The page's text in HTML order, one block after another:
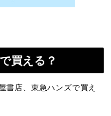
買える？
書店、東急ハンズで買え